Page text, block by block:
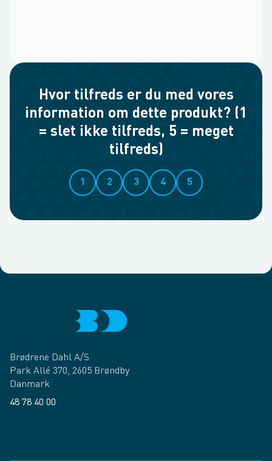
Hvor tilfreds er du med vores
information om dette produkt? (1
= slet ikke tilfreds, 5 = meget
tilfreds)
1 2 3 4 5
Brødrene Dahl A/S
Park Allé 370, 2605 Brøndby
Danmark
48 78 40 00